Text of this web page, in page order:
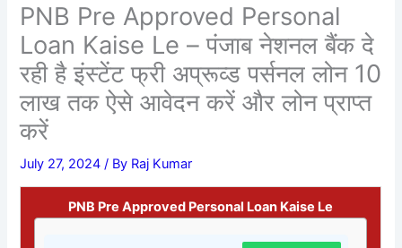
PNB Pre Approved Personal
Loan Kaise Le – पंजाब नेशनल बैंक दे
रही है इंस्टेंट फ्री अप्रूव्ड पर्सनल लोन 10
लाख तक ऐसे आवेदन करें और लोन प्राप्त
करें
July 27, 2024/ By Raj Kumar
PNB Pre Approved Personal Loan Kaise Le